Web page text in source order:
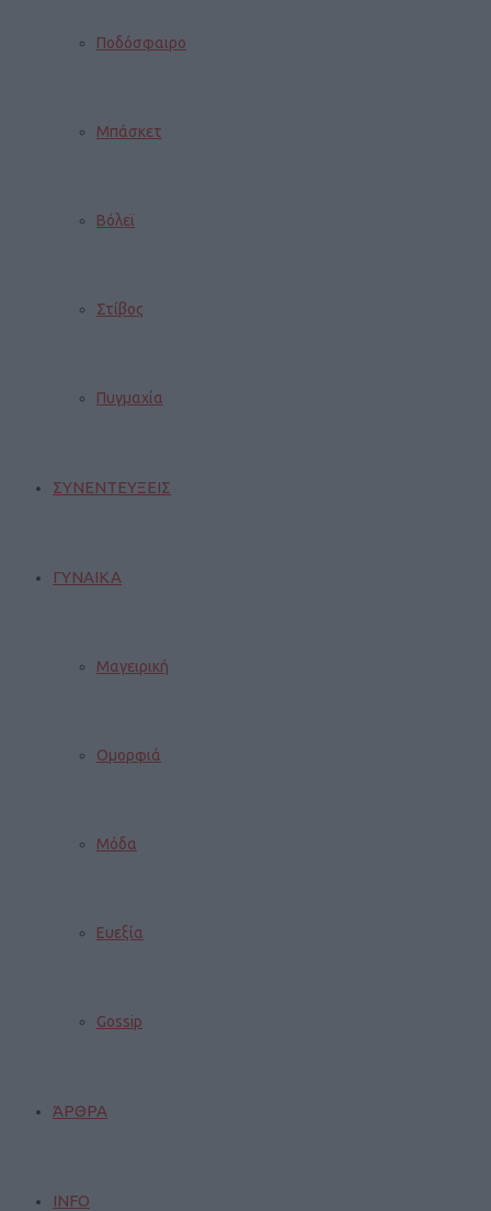
Ποδόσφαιρο
Μπάσκετ
Βόλεϊ
Στίβος
Πυγμαχία
ΣΥΝΕΝΤΕΥΞΕΙΣ
ΓΥΝΑΙΚΑ
Μαγειρική
Ομορφιά
Μόδα
Ευεξία
Gossip
ΆΡΘΡΑ
INFO